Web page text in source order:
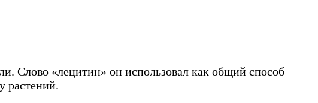
Слово «лецитин» он использовал как общий способ
растений.